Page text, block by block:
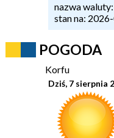
nazwa
stan na:
POGODA
Korfu
Dziś, 7 sierpnia